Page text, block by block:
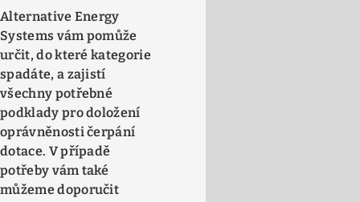
Alternative Energy
Systems vám pomůže
určit, do které kategorie
spadáte, a zajistí
všechny potřebné
podklady pro doložení
oprávněnosti čerpání
dotace. V případě
potřeby vám také
můžeme doporučit